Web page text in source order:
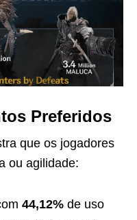
Preferidos
que os jogadores
ou agilidade:
44,12% de uso